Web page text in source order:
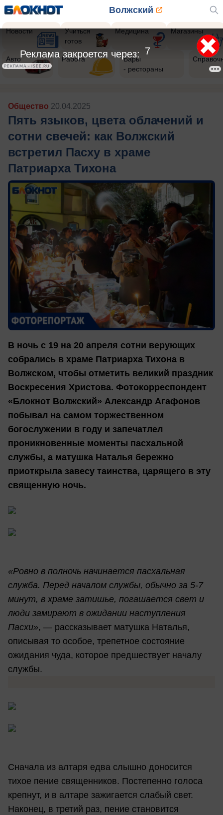
Волжский
Новости
Учиться
готов
Медицина Магазины
Авто Работа
Бары
- рестораны
Общество 20.04.2025
Пять языков, цвета облачений и
сотни свечей: как Волжский
встретил Пасху в храме
Патриарха Тихона
В ночь с 19 на 20 апреля сотни верующих
собрались в храме Патриарха Тихона в
Волжском, чтобы отметить великий праздник
Воскресения Христова. Фотокорреспондент
«Блокнот Волжский» Александр Агафонов
побывал на самом торжественном
богослужении в году и запечатлел
проникновенные моменты пасхальной
службы, а матушка Наталья бережно
приоткрыла завесу таинства, царящего в эту
священную ночь.
«Ровно в полночь начинается пасхальная
служба. Перед началом службы, обычно за 5-7
минут, в храме затишье, погашается свет и
люди замирают в ожидании наступления
Пасхи», — рассказывает матушка Наталья,
описывая то особое, трепетное состояние
ожидания чуда, которое предшествует началу
службы.
Сначала из алтаря едва слышно доносится
тихое пение священников. Постепенно голоса
крепнут, и в алтаре зажигается слабый свет.
Наконец, в третий раз, пение становится
5
Реклама закроется через:
РЕКЛАМА • ISEE.RU